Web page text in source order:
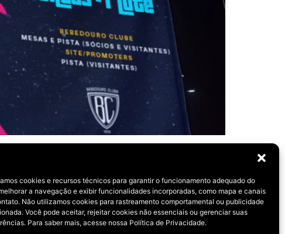
cookies e recursos técnicos para garantir o funcionamento adequado do
a navegação e exibir funcionalidades incorporadas, como mapa e canais
Não utilizamos cookies para rastreamento comportamental ou publicidade
Você pode aceitar, rejeitar cookies não essenciais ou gerenciar suas
Para saber mais, acesse nossa Política de Privacidade.